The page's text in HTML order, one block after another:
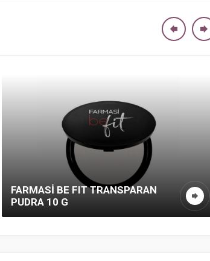
FARMASİ BE FIT TRANSPARAN
PUDRA 10 G